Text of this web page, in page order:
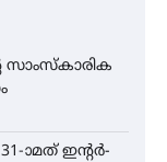
സാംസ്കാരിക
ാമത് ഇന്റർ-